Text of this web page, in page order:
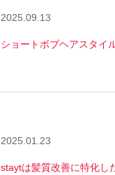
2025.09.13
ショートボブヘアスタイ
2025.01.23
staytは髪質改善に特化し